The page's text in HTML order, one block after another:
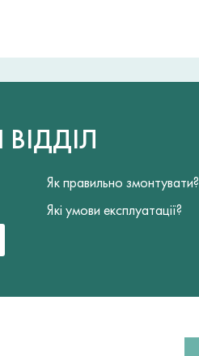
ВІДДІЛ
Як правильно змонтувати?
Які умови експлуатації?